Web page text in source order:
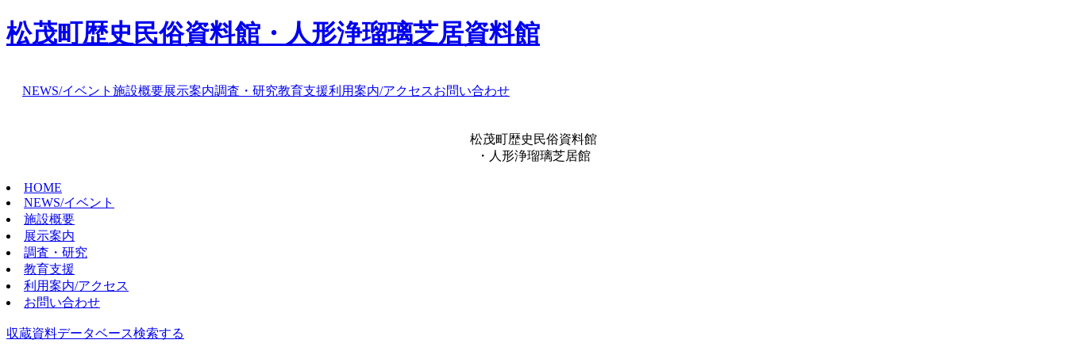
松茂町歴史民俗資料館・人形浄瑠璃芝居資料館
NEWS/イベント 施設概要展示案内調査・研究教育支援利用案内/アクセスお問い合わせ
松茂町歴史民俗資料館
・人形浄瑠璃芝居館
HOME
NEWS/イベント
施設概要
展示案内
調査・研究
教育支援
利用案内/アクセス
お問い合わせ
収蔵資料データベース検索する